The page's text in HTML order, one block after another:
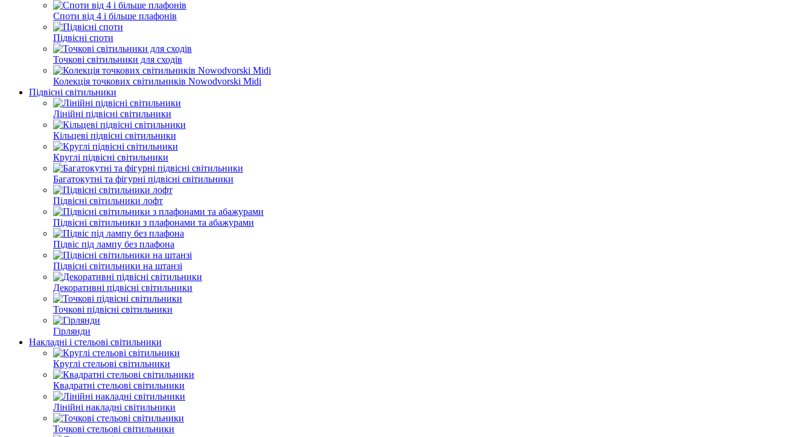
Споти від 4 і більше плафонів
Підвісні споти
Точкові світильники для сходів
Колекція точкових світильників Nowodvorski Midi
Підвісні світильники
Лінійні підвісні світильники
Кільцеві підвісні світильники
Круглі підвісні світильники
Багатокутні та фігурні підвісні світильники
Підвісні світильники лофт
Підвісні світильники з плафонами та абажурами
Підвіс під лампу без плафона
Підвісні світильники на штанзі
Декоративні підвісні світильники
Точкові підвісні світильники
Гірлянди
Накладні і стельові світильники
Круглі стельові світильники
Квадратні стельові світильники
Лінійні накладні світильники
Точкові стельові світильники